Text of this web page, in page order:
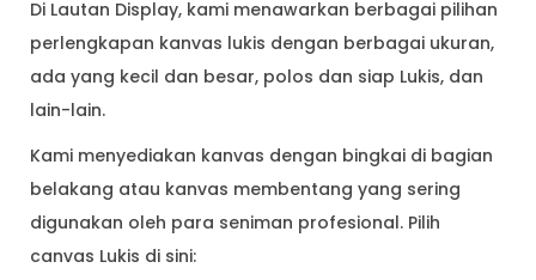
Di Lautan Display, kami menawarkan berbagai pilihan
perlengkapan kanvas lukis dengan berbagai ukuran,
ada yang kecil dan besar, polos dan siap Lukis, dan
lain-lain.
Kami menyediakan kanvas dengan bingkai di bagian
belakang atau kanvas membentang yang sering
digunakan oleh para seniman profesional. Pilih
canvas Lukis di sini: